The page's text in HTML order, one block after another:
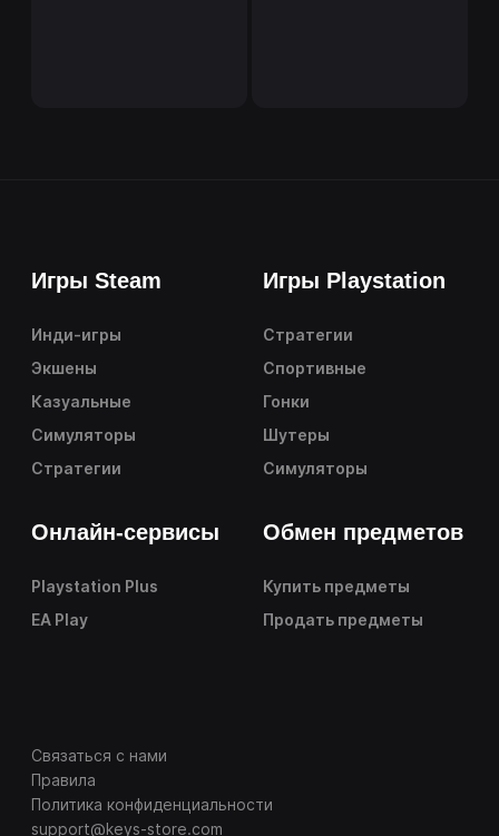
Игры Steam
Инди-игры
Экшены
Казуальные
Симуляторы
Стратегии
Игры Playstation
Стратегии
Спортивные
Гонки
Шутеры
Симуляторы
Онлайн-сервисы
Playstation Plus
EA Play
Обмен предметов
Купить предметы
Продать предметы
Связаться с нами
Правила
Политика конфиденциальности
support@keys-store.com